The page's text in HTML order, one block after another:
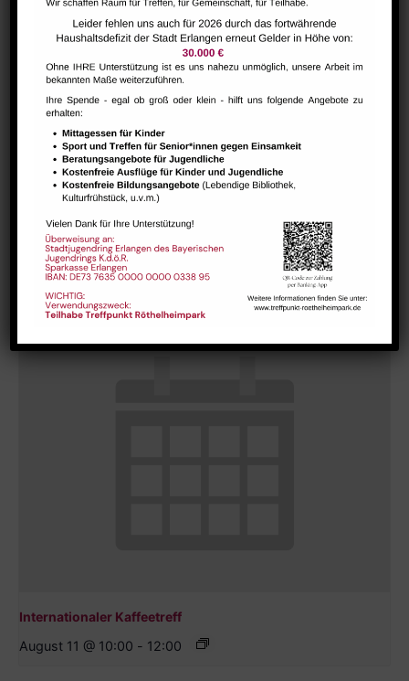
Hausaufgabenbetreuung (nicht während der Ferien)
August 10 @ 13:30
Internationaler Kaffeetreff
August 11 @ 10:00 - 12:00